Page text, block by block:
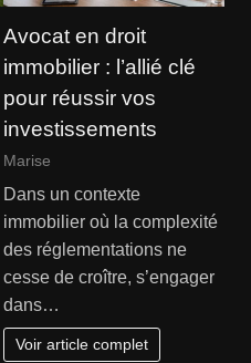
Avocat en droit
immobilier : l’allié clé
pour réussir vos
investissements
Marise
Dans un contexte
immobilier où la complexité
des réglementations ne
cesse de croître, s’engager
dans…
Voir article complet